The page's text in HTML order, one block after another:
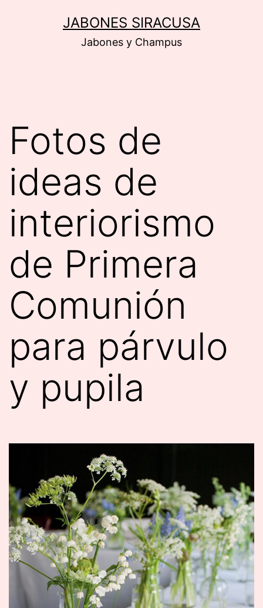
JABONES SIRACUSA
Jabones y Champus
Fotos de
ideas de
interiorismo
de Primera
Comunión
para párvulo
y pupila